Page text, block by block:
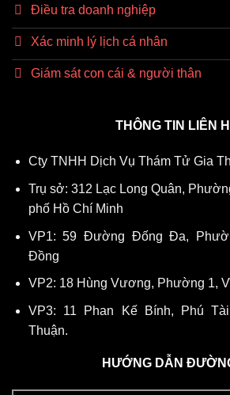
Điều tra doanh nghiệp
Xác minh lý lịch cá nhân
Giám sát con cái & người thân
THÔNG TIN LIÊN
Cty TNHH Dịch Vụ Thám Tử Gia
Trụ sở: 312 Lạc Long Quân,
phố Hồ Chí Minh
VP1: 59 Đường Đống Đa,
Đồng
VP2: 18 Hùng Vương, Phường 1,
VP3: 11 Phan Kế Bính, Phú
Thuận.
HƯỚNG DẪN